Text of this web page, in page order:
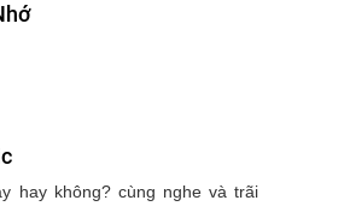
hay không? cùng nghe và trãi